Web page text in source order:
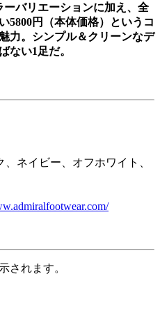
ーバリエーションに加え、全
5800円（本体価格）というコ
力。シンプル＆クリーンなデ
ない1足だ。
ネイビー、オフホワイト、
されます。